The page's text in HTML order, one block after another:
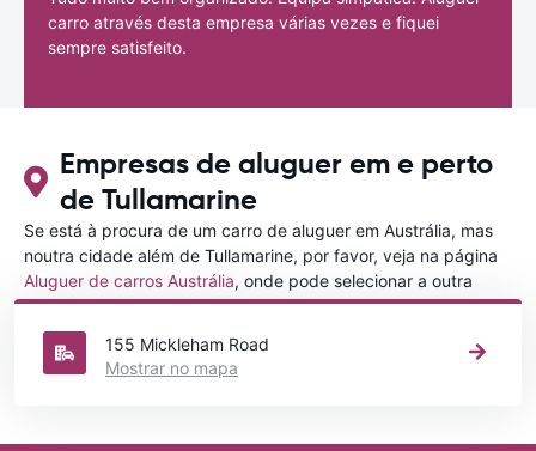
carro através desta empresa várias vezes e fiquei
sempre satisfeito.
Empresas de aluguer em e perto
de Tullamarine
Se está à procura de um carro de aluguer em Austrália, mas
noutra cidade além de Tullamarine, por favor, veja na página
Aluguer de carros Austrália, onde pode selecionar a outra
cidade em Austrália que gostaria de alugar um carro
155 Mickleham Road
Mostrar no mapa